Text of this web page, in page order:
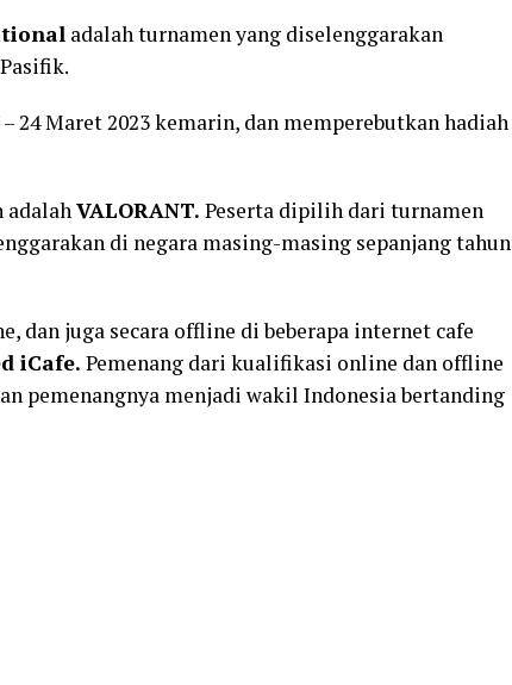
adalah turnamen yang diselenggarakan
24 Maret 2023 kemarin, dan memperebutkan hadiah
adalahVALORANT. Peserta dipilih dari turnamen
di negara masing-masing sepanjang tahun
dan juga secara offline di beberapa internet cafe
iCafe. Pemenang dari kualifikasi online dan offline
pemenangnya menjadi wakil Indonesia bertanding